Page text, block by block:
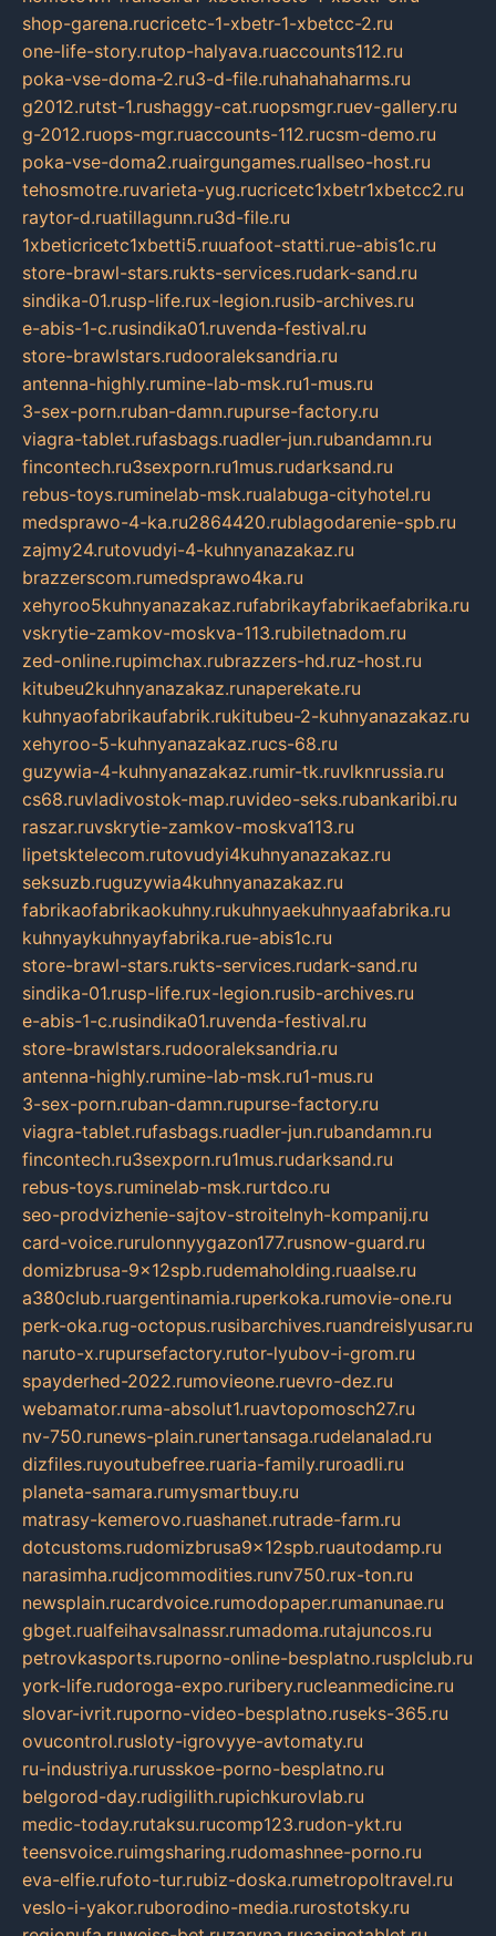
shop-garena.rucricetc-1-xbetr-1-xbetcc-2.ru
one-life-story.rutop-halyava.ruaccounts112.ru
poka-vse-doma-2.ru3-d-file.ruhahahaharms.ru
g2012.rutst-1.rushaggy-cat.ruopsmgr.ruev-gallery.ru
g-2012.ruops-mgr.ruaccounts-112.rucsm-demo.ru
poka-vse-doma2.ruairgungames.ruallseo-host.ru
tehosmotre.ruvarieta-yug.rucricetc1xbetr1xbetcc2.ru
raytor-d.ruatillagunn.ru3d-file.ru
1xbeticricetc1xbetti5.ruuafoot-statti.rue-abis1c.ru
store-brawl-stars.rukts-services.rudark-sand.ru
sindika-01.rusp-life.rux-legion.rusib-archives.ru
e-abis-1-c.rusindika01.ruvenda-festival.ru
store-brawlstars.rudooraleksandria.ru
antenna-highly.rumine-lab-msk.ru1-mus.ru
3-sex-porn.ruban-damn.rupurse-factory.ru
viagra-tablet.rufasbags.ruadler-jun.rubandamn.ru
fincontech.ru3sexporn.ru1mus.rudarksand.ru
rebus-toys.ruminelab-msk.rualabuga-cityhotel.ru
medsprawo-4-ka.ru2864420.rublagodarenie-spb.ru
zajmy24.rutovudyi-4-kuhnyanazakaz.ru
brazzerscom.rumedsprawo4ka.ru
xehyroo5kuhnyanazakaz.rufabrikayfabrikaefabrika.ru
vskrytie-zamkov-moskva-113.rubiletnadom.ru
zed-online.rupimchax.rubrazzers-hd.ruz-host.ru
kitubeu2kuhnyanazakaz.runaperekate.ru
kuhnyaofabrikaufabrik.rukitubeu-2-kuhnyanazakaz.ru
xehyroo-5-kuhnyanazakaz.rucs-68.ru
guzywia-4-kuhnyanazakaz.rumir-tk.ruvlknrussia.ru
cs68.ruvladivostok-map.ruvideo-seks.rubankaribi.ru
raszar.ruvskrytie-zamkov-moskva113.ru
lipetsktelecom.rutovudyi4kuhnyanazakaz.ru
seksuzb.ruguzywia4kuhnyanazakaz.ru
fabrikaofabrikaokuhny.rukuhnyaekuhnyaafabrika.ru
kuhnyaykuhnyayfabrika.rue-abis1c.ru
store-brawl-stars.rukts-services.rudark-sand.ru
sindika-01.rusp-life.rux-legion.rusib-archives.ru
e-abis-1-c.rusindika01.ruvenda-festival.ru
store-brawlstars.rudooraleksandria.ru
antenna-highly.rumine-lab-msk.ru1-mus.ru
3-sex-porn.ruban-damn.rupurse-factory.ru
viagra-tablet.rufasbags.ruadler-jun.rubandamn.ru
fincontech.ru3sexporn.ru1mus.rudarksand.ru
rebus-toys.ruminelab-msk.rurtdco.ru
seo-prodvizhenie-sajtov-stroitelnyh-kompanij.ru
card-voice.rurulonnyygazon177.rusnow-guard.ru
domizbrusa-9x12spb.rudemaholding.ruaalse.ru
a380club.ruargentinamia.ruperkoka.rumovie-one.ru
perk-oka.rug-octopus.rusibarchives.ruandreislyusar.ru
naruto-x.rupursefactory.rutor-lyubov-i-grom.ru
spayderhed-2022.rumovieone.ruevro-dez.ru
webamator.ruma-absolut1.ruavtopomosch27.ru
nv-750.runews-plain.runertansaga.rudelanalad.ru
dizfiles.ruyoutubefree.ruaria-family.ruroadli.ru
planeta-samara.rumysmartbuy.ru
matrasy-kemerovo.ruashanet.rutrade-farm.ru
dotcustoms.rudomizbrusa9x12spb.ruautodamp.ru
narasimha.rudjcommodities.runv750.rux-ton.ru
newsplain.rucardvoice.rumodopaper.rumanunae.ru
gbget.rualfeihavsalnassr.rumadoma.rutajuncos.ru
petrovkasports.ruporno-online-besplatno.rusplclub.ru
york-life.rudoroga-expo.ruribery.rucleanmedicine.ru
slovar-ivrit.ruporno-video-besplatno.ruseks-365.ru
ovucontrol.rusloty-igrovyye-avtomaty.ru
ru-industriya.rurusskoe-porno-besplatno.ru
belgorod-day.rudigilith.rupichkurovlab.ru
medic-today.rutaksu.rucomp123.rudon-ykt.ru
teensvoice.ruimgsharing.rudomashnee-porno.ru
eva-elfie.rufoto-tur.rubiz-doska.rumetropoltravel.ru
veslo-i-yakor.ruborodino-media.rurostotsky.ru